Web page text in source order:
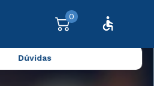
0
Dúvidas